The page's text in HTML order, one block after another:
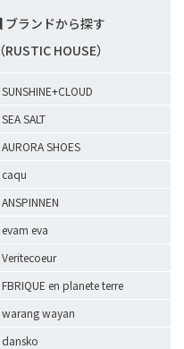
ブランドから探す
（RUSTIC HOUSE）
SUNSHINE+CLOUD
SEA SALT
AURORA SHOES
caqu
ANSPINNEN
evam eva
Veritecoeur
FBRIQUE en planete terre
warang wayan
dansko